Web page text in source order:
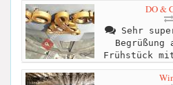
DO &
Sehr
Begrüßung
Frühstück